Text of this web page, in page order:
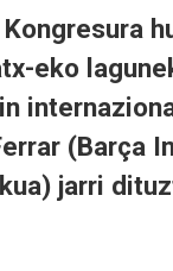
eko
(Barça
jarri